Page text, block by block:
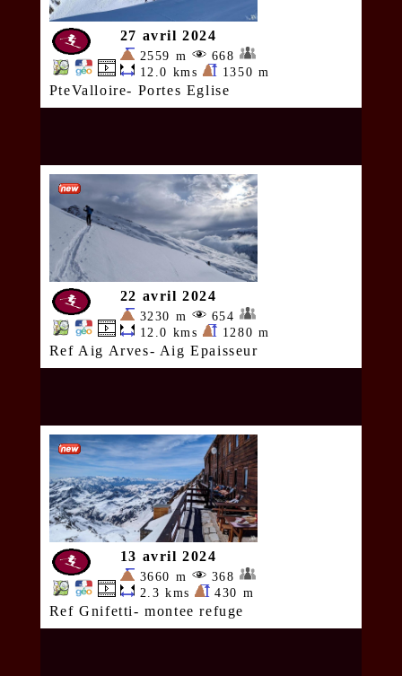
27 avril 2024
2559 m
668
12.0 kms
1350 m
PteValloire- Portes Eglise
22 avril 2024
3230 m
654
12.0 kms
1280 m
Ref Aig Arves- Aig Epaisseur
13 avril 2024
3660 m
368
2.3 kms
430 m
Ref Gnifetti- montee refuge